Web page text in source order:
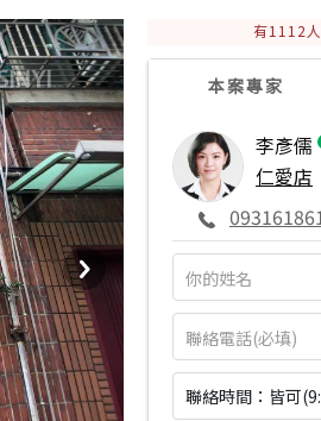
有1112
本案專家
李彥儒
仁愛店
聯絡時間：皆可